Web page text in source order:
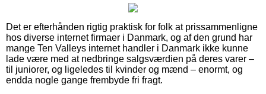
Det er efterhånden rigtig praktisk for folk at prissammenligne
hos diverse internet firmaer i Danmark, og af den grund har
mange Ten Valleys internet handler i Danmark ikke kunne
lade være med at nedbringe salgsværdien på deres varer –
til juniorer, og ligeledes til kvinder og mænd – enormt, og
endda nogle gange frembyde fri fragt.